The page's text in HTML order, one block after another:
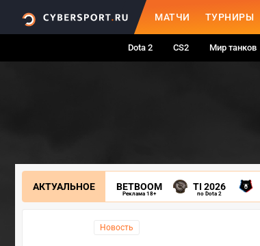
МАТЧИ ТУРНИРЫ
Dota 2 CS2 Мир танков
АКТУАЛЬНОЕ BETBOOM
Реклама 18+
TI 2026
по Dota 2
Новость